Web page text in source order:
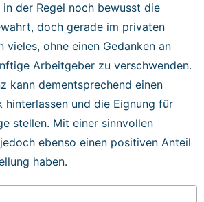
der Regel noch bewusst die
doch gerade im privaten
vieles, ohne einen Gedanken an
Arbeitgeber zu verschwenden.
kann dementsprechend einen
hinterlassen und die Eignung für
stellen. Mit einer sinnvollen
ebenso einen positiven Anteil
haben.